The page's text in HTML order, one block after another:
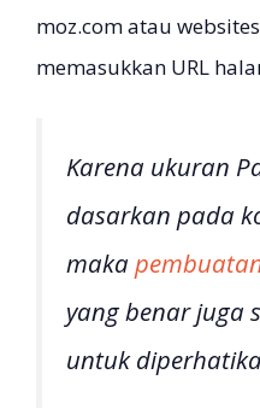
moz.com atau
memasukkan URL
Karena ukuran
dasarkan pada
maka
yang benar juga
untuk